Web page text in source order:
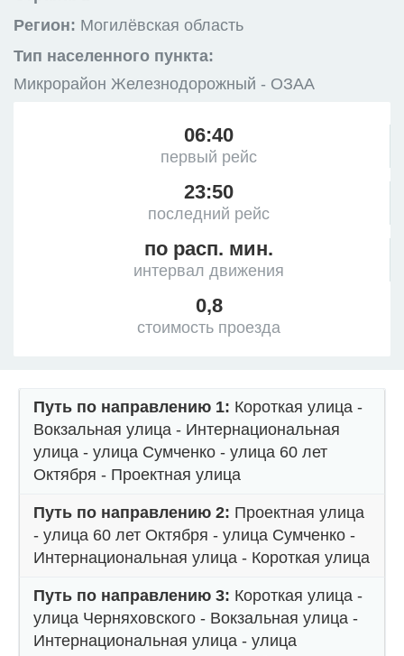
Регион: Могилёвская область
Тип населенного пункта:
Микрорайон Железнодорожный - ОЗАА
06:40
первый рейс
23:50
последний рейс
по расп. мин.
интервал движения
0,8
стоимость проезда
Путь по направлению 1: Короткая улица -
Вокзальная улица - Интернациональная
улица - улица Сумченко - улица 60 лет
Октября - Проектная улица
Путь по направлению 2: Проектная улица
- улица 60 лет Октября - улица Сумченко -
Интернациональная улица - Короткая улица
Путь по направлению 3: Короткая улица -
улица Черняховского - Вокзальная улица -
Интернациональная улица - улица